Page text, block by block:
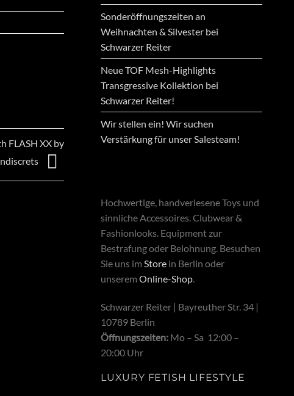
FLASH XX by
Sonderöffnungszeiten an
Weihnachten & Silvester bei
Schwarzer Reiter
Neue TOF Mesh-Highlights
Transgressive Kollektion bei
Schwarzer Reiter!
Wir stellen ein! Wir suchen
Verstärkung für unser Salesteam!
Hochwertige, handverlesene Toys und
sinnliche Accessoires. Clubwear &
Fashionlooks. Equipment zur
Bestrafung oder Belohnung. Besuchen
Sie uns im Store in Berlin oder
unserem Online-Shop.
Schwarzer Reiter | Bayreuther Str. 34 |
10789 Berlin
Öffnungszeiten: Mo – Sa 12:00 –
20:00 Uhr
LUXURY FETISH LIFESTYLE